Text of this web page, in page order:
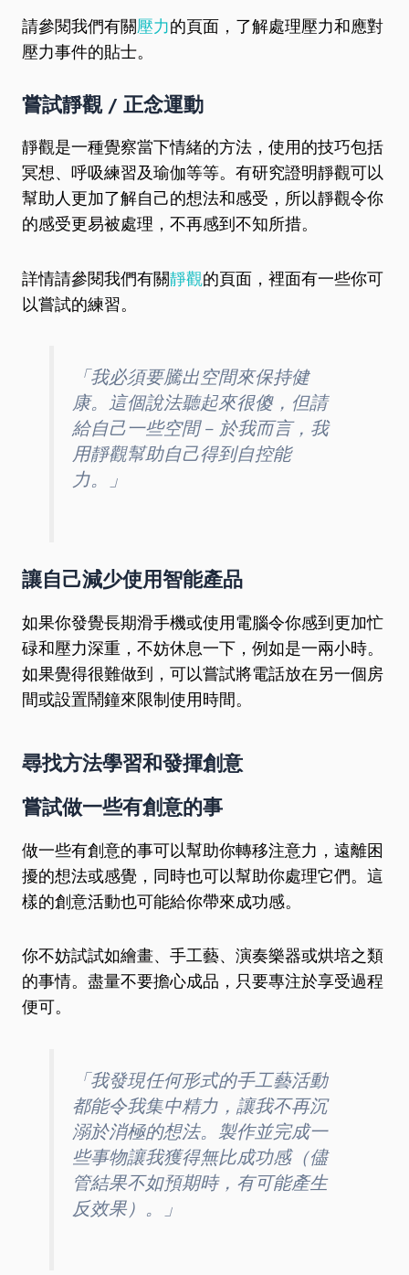
請參閱我們有關壓力的頁面，了解處理壓力和應對
壓力事件的貼士。
嘗試靜觀 / 正念運動
靜觀是一種覺察當下情緒的方法，使用的技巧包括
冥想、呼吸練習及瑜伽等等。有研究證明靜觀可以
幫助人更加了解自己的想法和感受，所以靜觀令你
的感受更易被處理，不再感到不知所措。
詳情請參閱我們有關靜觀的頁面，裡面有一些你可
以嘗試的練習。
「我必須要騰出空間來保持健
康。這個說法聽起來很傻，但請
給自己一些空間 – 於我而言，我
用靜觀幫助自己得到自控能
力。」
讓自己減少使用智能產品
如果你發覺長期滑手機或使用電腦令你感到更加忙
碌和壓力深重，不妨休息一下，例如是一兩小時。
如果覺得很難做到，可以嘗試將電話放在另一個房
間或設置鬧鐘來限制使用時間。
尋找方法學習和發揮創意
嘗試做一些有創意的事
做一些有創意的事可以幫助你轉移注意力，遠離困
擾的想法或感覺，同時也可以幫助你處理它們。這
樣的創意活動也可能給你帶來成功感。
你不妨試試如繪畫、手工藝、演奏樂器或烘培之類
的事情。盡量不要擔心成品，只要專注於享受過程
便可。
「我發現任何形式的手工藝活動
都能令我集中精力，讓我不再沉
溺於消極的想法。製作並完成一
些事物讓我獲得無比成功感（儘
管結果不如預期時，有可能產生
反效果）。」